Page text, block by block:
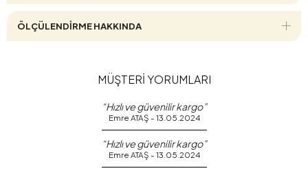
ÖLÇÜLENDİRME HAKKINDA
MÜŞTERİ YORUMLARI
“Hızlı ve güvenilir kargo”
Emre ATAŞ - 13.05.2024
“Hızlı ve güvenilir kargo”
Emre ATAŞ - 13.05.2024